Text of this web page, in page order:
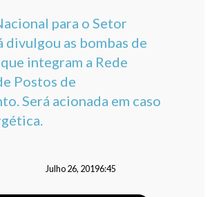
para o Setor
divulgou as bombas de
integram a Rede
Postos de
Será acionada em caso
Julho 26, 20196:45